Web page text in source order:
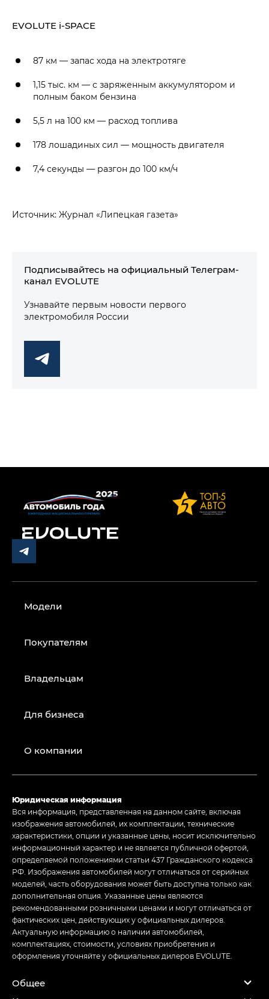
EVOLUTE i‑SPACE
87 км — запас хода на электротяге
1,15 тыс. км — с заряженным аккумулятором и
полным баком бензина
5,5 л на 100 км — расход топлива
178 лошадиных сил — мощность двигателя
7,4 секунды — разгон до 100 км/ч
Источник: Журнал «Липецкая газета»
Подписывайтесь на официальный Телеграм-
канал EVOLUTE
Узнавайте первым новости первого
электромобиля России
Модели
Покупателям
Владельцам
Для бизнеса
О компании
Юридическая информация
Вся информация, представленная на данном сайте, включая
изображения автомобилей, их комплектации, технические
характеристики, опции и указанные цены, носит исключительно
информационный характер и не является публичной офертой,
определяемой положениями статьи 437 Гражданского кодекса
РФ. Изображения автомобилей могут отличаться от серийных
моделей, часть оборудования может быть доступна только как
дополнительная опция. Указанные цены являются
рекомендованными розничными ценами и могут отличаться от
фактических цен, действующих у официальных дилеров.
Актуальную информацию о наличии автомобилей,
комплектациях, стоимости, условиях приобретения и
оформления уточняйте у официальных дилеров EVOLUTE.
Общее